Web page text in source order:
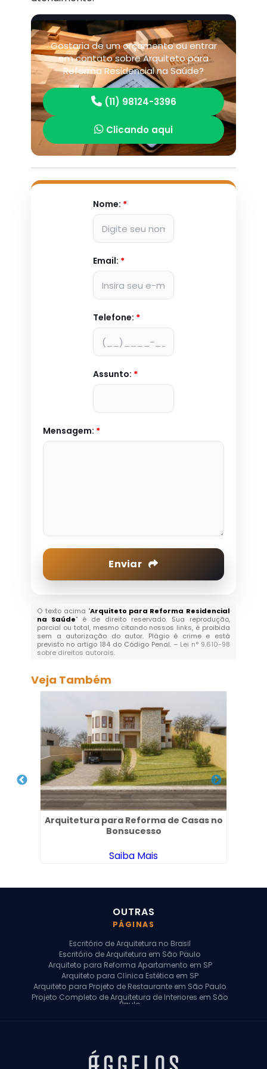
Gostaria de um orçamento ou entrar
em contato sobre Arquiteto para
Reforma Residencial na Saúde?
(11) 98124-3396
Clicando aqui
Nome: *
Email: *
Telefone: *
Assunto: *
Mensagem: *
Enviar
O texto acima "Arquiteto para Reforma Residencial
na Saúde" é de direito reservado. Sua reprodução,
parcial ou total, mesmo citando nossos links, é proibida
sem a autorização do autor. Plágio é crime e está
previsto no artigo 184 do Código Penal. – Lei n° 9.610-98
sobre direitos autorais.
Veja Também
Arquitetura para Reforma de Casas no
Bonsucesso
Saiba Mais
OUTRAS
PÁGINAS
Escritório de Arquitetura no Brasil
Escritório de Arquitetura em São Paulo
Arquiteto para Reforma Apartamento em SP
Arquiteto para Clínica Estética em SP
Arquiteto para Projeto de Restaurante em São Paulo
Projeto Completo de Arquitetura de Interiores em São
Paulo
Arquiteto para Projeto Comercial em São Paulo
Arquiteto Comercial